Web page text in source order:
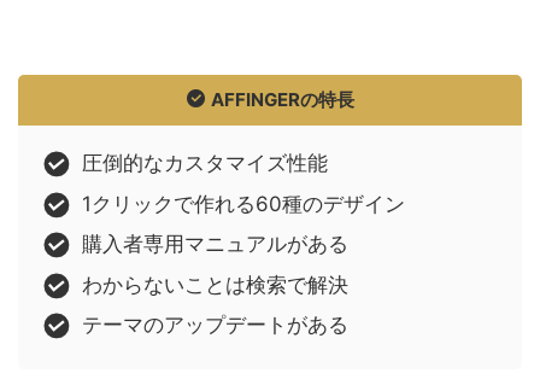
AFFINGERの特長
圧倒的なカスタマイズ性能
1クリックで作れる60種のデザイン
購入者専用マニュアルがある
わからないことは検索で解決
テーマのアップデートがある